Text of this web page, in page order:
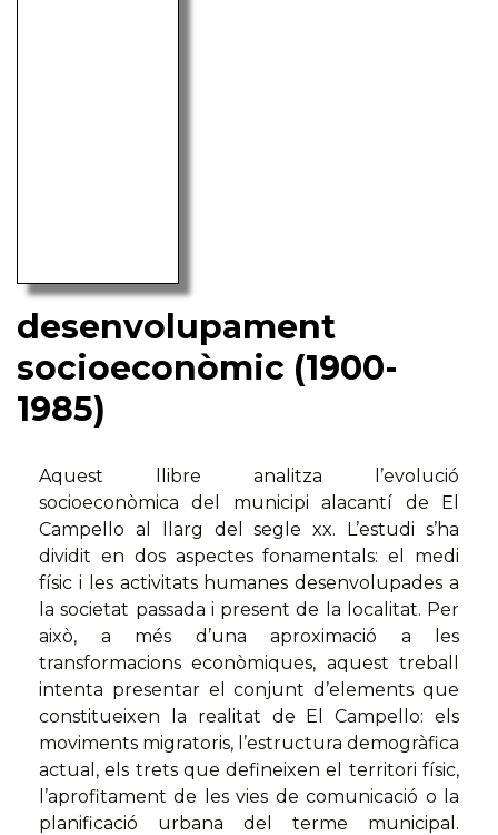
desenvolupament
socioeconòmic (1900-
1985)
Aquest llibre analitza l’evolució
socioeconòmica del municipi alacantí de El
Campello al llarg del segle xx. L’estudi s’ha
dividit en dos aspectes fonamentals: el medi
físic i les activitats humanes desenvolupades a
la societat passada i present de la localitat. Per
això, a més d’una aproximació a les
transformacions econòmiques, aquest treball
intenta presentar el conjunt d’elements que
constitueixen la realitat de El Campello: els
moviments migratoris, l’estructura demogràfica
actual, els trets que defineixen el territori físic,
l’aprofitament de les vies de comunicació o la
planificació urbana del terme municipal.